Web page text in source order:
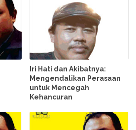
Iri Hati dan Akibatnya:
Mengendalikan Perasaan
untuk Mencegah
Kehancuran